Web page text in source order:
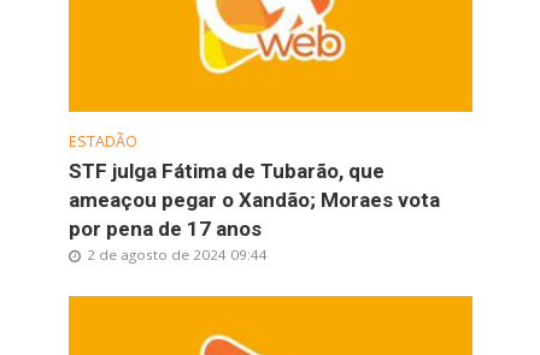
ESTADÃO
STF julga Fátima de Tubarão, que
ameaçou pegar o Xandão; Moraes vota
por pena de 17 anos
2 de agosto de 2024 09:44